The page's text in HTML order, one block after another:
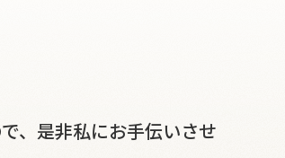
、是非私にお手伝いさせ